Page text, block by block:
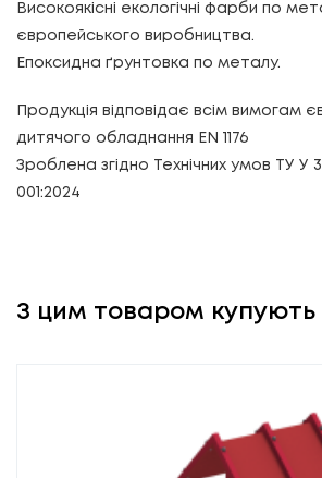
Високоякісні екологічні фарби по
європейського виробництва.
Епоксидна ґрунтовка по металу.
Продукція відповідає всім вимогам
дитячого обладнання EN 1176
Зроблена згідно Технічних умов ТУ У
001:2024
З цим товаром купують